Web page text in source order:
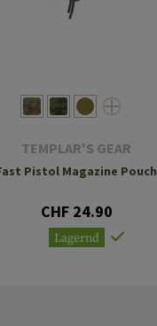
TEMPLAR'S GEAR
Pistol Magazine Pouch
CHF 24.90
Lagernd